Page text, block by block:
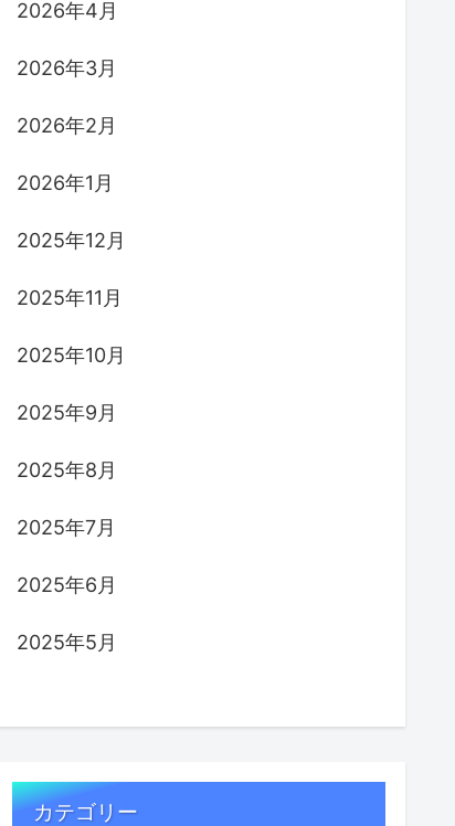
2026年4月
2026年3月
2026年2月
2026年1月
2025年12月
2025年11月
2025年10月
2025年9月
2025年8月
2025年7月
2025年6月
2025年5月
カテゴリー